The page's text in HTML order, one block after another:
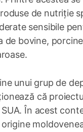
de nutriție
sensibile
de bovine,
unui grup de
că
În acest